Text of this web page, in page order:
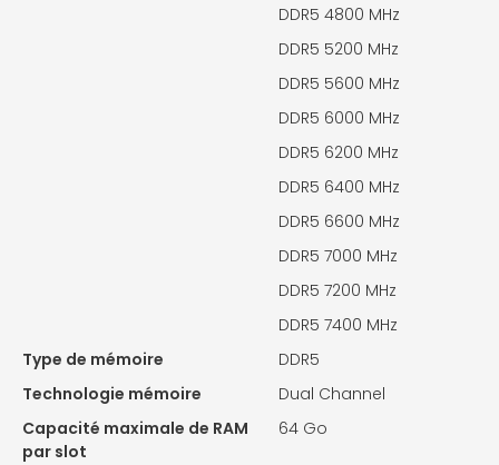
DDR5 4800 MHz
DDR5 5200 MHz
DDR5 5600 MHz
DDR5 6000 MHz
DDR5 6200 MHz
DDR5 6400 MHz
DDR5 6600 MHz
DDR5 7000 MHz
DDR5 7200 MHz
DDR5 7400 MHz
Type de mémoire
DDR5
Technologie mémoire
Dual Channel
Capacité maximale de RAM
par slot
64 Go